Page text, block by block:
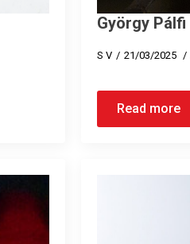
György Pálfi
S V 21/03/2025
Read more